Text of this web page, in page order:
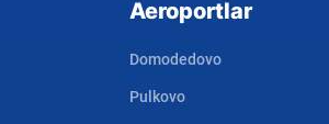
Aeroportlar
Domodedovo
Pulkovo